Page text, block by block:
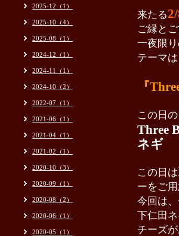
来たる
ご縁と
一夜限
テーマは
『
この日
Three
ネギ
この日
ーをご用
今回は
下仁田
チーズ
2025-12（1）
2025-10（4）
2025-08（1）
2024-12（1）
2024-11（1）
2024-10（2）
2022-07（1）
2021-06（1）
2021-04（1）
2021-02（1）
2020-10（3）
2020-09（1）
2020-08（2）
2020-06（1）
2020-05（1）